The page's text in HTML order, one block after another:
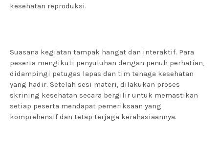
kesehatan reproduksi.
Suasana kegiatan tampak hangat dan interaktif. Para
peserta mengikuti penyuluhan dengan penuh perhatian,
didampingi petugas lapas dan tim tenaga kesehatan
yang hadir. Setelah sesi materi, dilakukan proses
skrining kesehatan secara bergilir untuk memastikan
setiap peserta mendapat pemeriksaan yang
komprehensif dan tetap terjaga kerahasiaannya.